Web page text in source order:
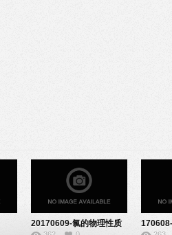
20170609-氯的物理性质